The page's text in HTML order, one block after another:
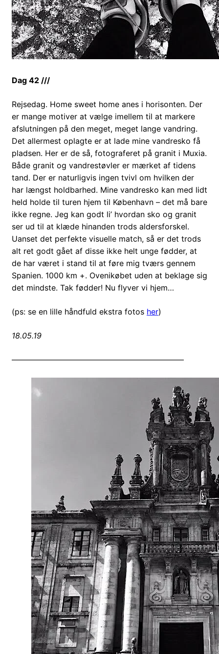
Dag 42 ///
Rejsedag. Home sweet home anes i horisonten. Der
er mange motiver at vælge imellem til at markere
afslutningen på den meget, meget lange vandring.
Det allermest oplagte er at lade mine vandresko få
pladsen. Her er de så, fotograferet på granit i Muxia.
Både granit og vandrestøvler er mærket af tidens
tand. Der er naturligvis ingen tvivl om hvilken der
har længst holdbarhed. Mine vandresko kan med lidt
held holde til turen hjem til København – det må bare
ikke regne. Jeg kan godt li’ hvordan sko og granit
ser ud til at klæde hinanden trods aldersforskel.
Uanset det perfekte visuelle match, så er det trods
alt ret godt gået af disse ikke helt unge fødder, at
de har været i stand til at føre mig tværs gennem
Spanien. 1000 km +. Ovenikøbet uden at beklage sig
det mindste. Tak fødder! Nu flyver vi hjem…
(ps: se en lille håndfuld ekstra fotos her)
18.05.19
——————————————————————